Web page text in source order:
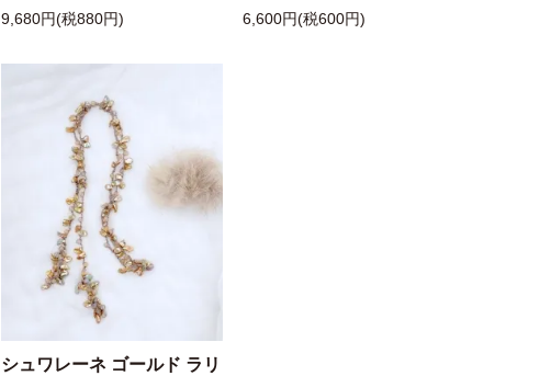
9,680円(税880円) 6,600円(税600円)
シュワレーネ ゴールド ラリ